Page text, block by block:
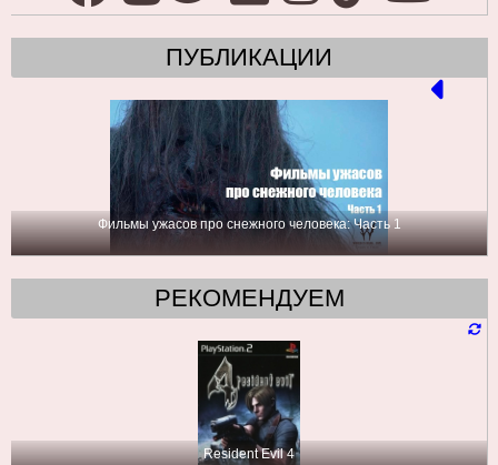
ПУБЛИКАЦИИ
Фильмы ужасов про снежного человека: Часть 1
РЕКОМЕНДУЕМ
Resident Evil 4